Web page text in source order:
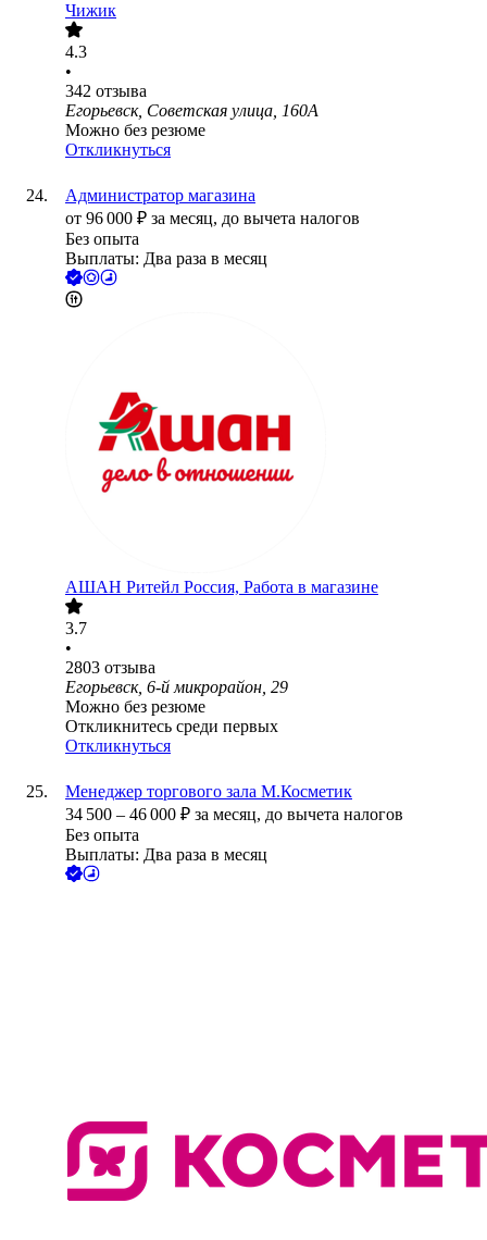
Чижик
4.3
•
342 отзыва
Егорьевск, Советская улица, 160А
Можно без резюме
Откликнуться
Администратор магазина
от 96 000 ₽ за месяц, до вычета налогов
Без опыта
Выплаты: Два раза в месяц
АШАН Ритейл Россия, Работа в магазине
3.7
•
2803 отзыва
Егорьевск, 6-й микрорайон, 29
Можно без резюме
Откликнитесь среди первых
Откликнуться
Менеджер торгового зала М.Косметик
34 500 – 46 000 ₽ за месяц, до вычета налогов
Без опыта
Выплаты: Два раза в месяц